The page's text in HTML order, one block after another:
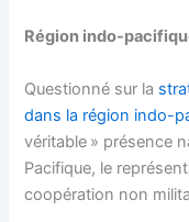
Région indo-
Questionné sur la
dans la région indo-
véritable » présence
Pacifique, le
coopération non